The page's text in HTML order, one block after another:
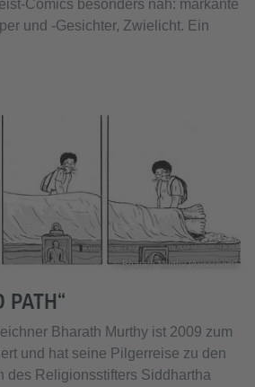
Comics besonders nah: markante
und -Gesichter, Zwielicht. Ein
© Bharath Murthy (Ausschnitt)
PATH“
Bharath Murthy ist 2009 zum
und hat seine Pilgerreise zu den
des Religionsstifters Siddhartha